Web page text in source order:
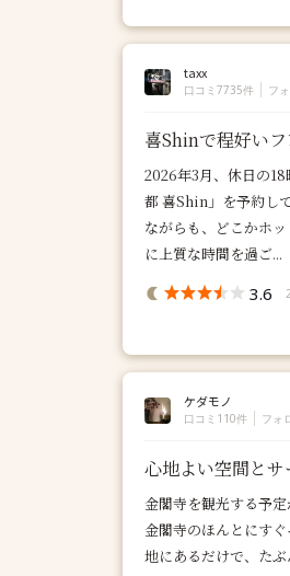
taxx
口コミ7735件 フ
喜Shinで程好い
2026年3月、休日の
都 喜Shin」を予約し
ながらも、どこかホ
に上質な時間を過ご...
3.6
ケダモノ
口コミ110件 フォ
心地よい空間とサ
金閣寺を観光する予
金閣寺のほんとにす
地にあるだけで、た